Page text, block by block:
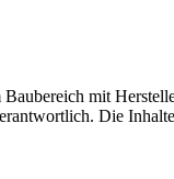
mit
Die